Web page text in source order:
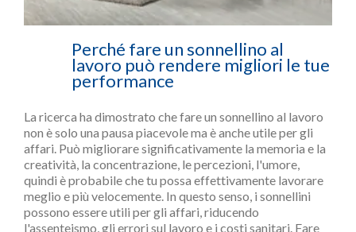
Perché fare un sonnellino al
lavoro può rendere migliori le tue
performance
La ricerca ha dimostrato che fare un sonnellino al lavoro
non è solo una pausa piacevole ma è anche utile per gli
affari. Può migliorare significativamente la memoria e la
creatività, la concentrazione, le percezioni, l'umore,
quindi è probabile che tu possa effettivamente lavorare
meglio e più velocemente. In questo senso, i sonnellini
possono essere utili per gli affari, riducendo
l'assenteismo, gli errori sul lavoro e i costi sanitari. Fare